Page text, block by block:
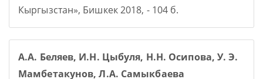
Кыргызстан», Бишкек 2018, - 104 б.
А.А. Беляев, И.Н. Цыбуля, Н.Н. Осипова, У. Э.
Мамбетакунов, Л.А. Самыкбаева